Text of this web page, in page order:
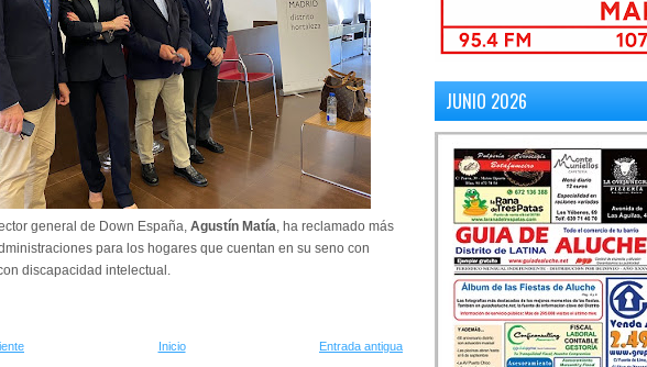
general de Down España, Agustín Matía, ha reclamado más
para los hogares que cuentan en su seno con
discapacidad intelectual.
Entrada antigua
Inicio
JUNIO 2026